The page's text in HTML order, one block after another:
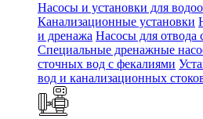
Насосы и установки для
Канализационные установки
и дренажа Насосы для отвода
Специальные дренажные
сточных вод c фекалиями
вод и канализационных